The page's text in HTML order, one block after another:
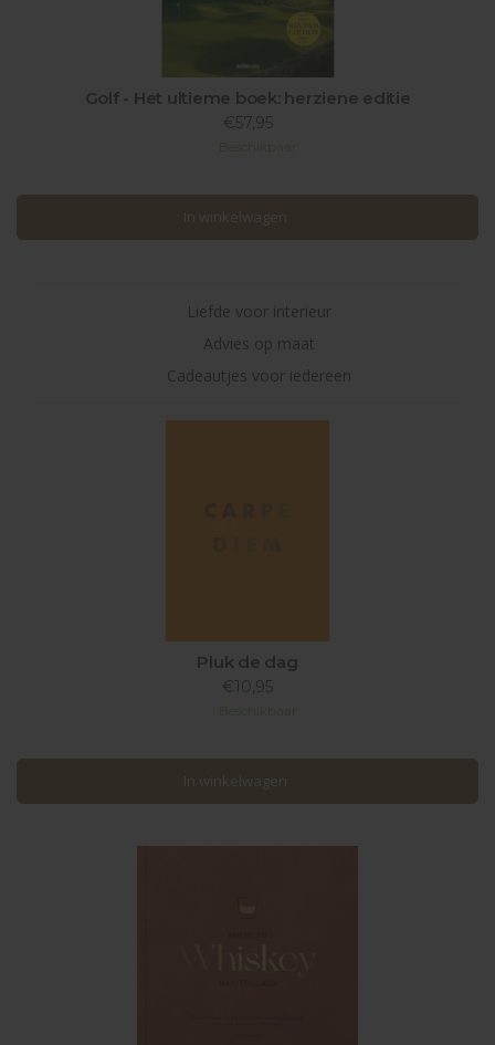
Golf - Het ultieme boek: herziene editie
€57,95
Beschikbaar
In winkelwagen
In winkelwagen
Liefde voor interieur
Advies op maat
Cadeautjes voor iedereen
Pluk de dag
€10,95
Beschikbaar
In winkelwagen
In winkelwagen